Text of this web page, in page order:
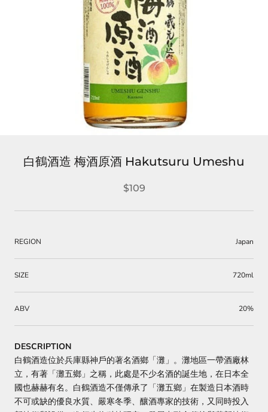
白鶴酒造 梅酒原酒 Hakutsuru Umeshu
$109
REGION Japan
SIZE 720ml
ABV 20%
DESCRIPTION
白鶴酒造位於兵庫縣神戶的著名酒鄉「灘」。灘地區一帶酒廠林
立，有著「灘五鄉」之稱，此處是不少名酒的誕生地，在日本全
國也赫赫有名。白鶴酒造不僅傳承了「灘五鄉」在製造日本酒時
不可或缺的優良水質、嚴寒冬季、釀酒專家的技術，又同時投入